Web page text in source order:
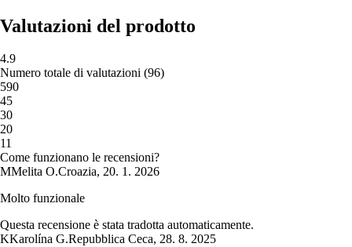
Valutazioni del prodotto
4.9
Numero totale di valutazioni (96)
590
45
30
20
11
Come funzionano le recensioni?
MMelita O.Croazia, 20. 1. 2026
Molto funzionale
Questa recensione è stata tradotta automaticamente.
KKarolína G.Repubblica Ceca, 28. 8. 2025